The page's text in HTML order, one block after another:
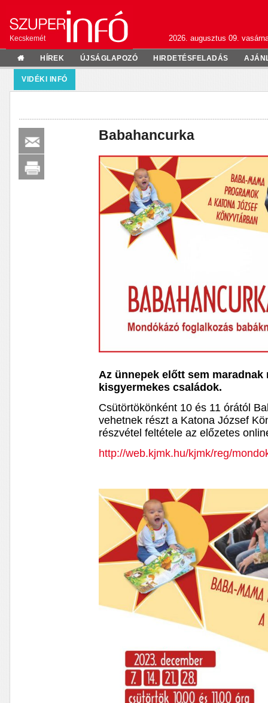
Kecskemét 2026. augusztus 09.
HÍREK ÚJSÁGLAPOZÓ HIRDETÉSFELADÁS
VIDÉKI INFÓ
Babahancurka
Az ünnepek előtt sem
kisgyermekes családok.
Csütörtökönként 10 és 11 órától
vehetnek részt a Katona József
részvétel feltétele az előzetes
http://web.kjmk.hu/kjmk/reg/